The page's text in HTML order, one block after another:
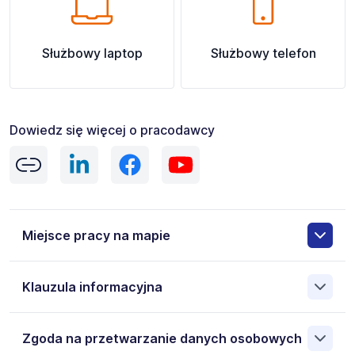
Służbowy laptop Służbowy telefon
Dowiedz się więcej o pracodawcy
Miejsce pracy na mapie
Pokaż
mapę
Klauzula informacyjna
z ograniczoną odpowiedzialnością sp.k., Białka 620 , 34-
Zgoda na przetwarzanie danych osobowych